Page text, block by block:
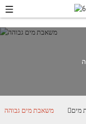
מים משאבת מים גבוהה